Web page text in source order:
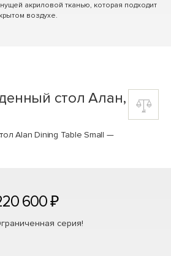
акриловой тканью, которая подходит
воздухе.
стол Алан,
Alan Dining Table Small —
600 ₽
серия!